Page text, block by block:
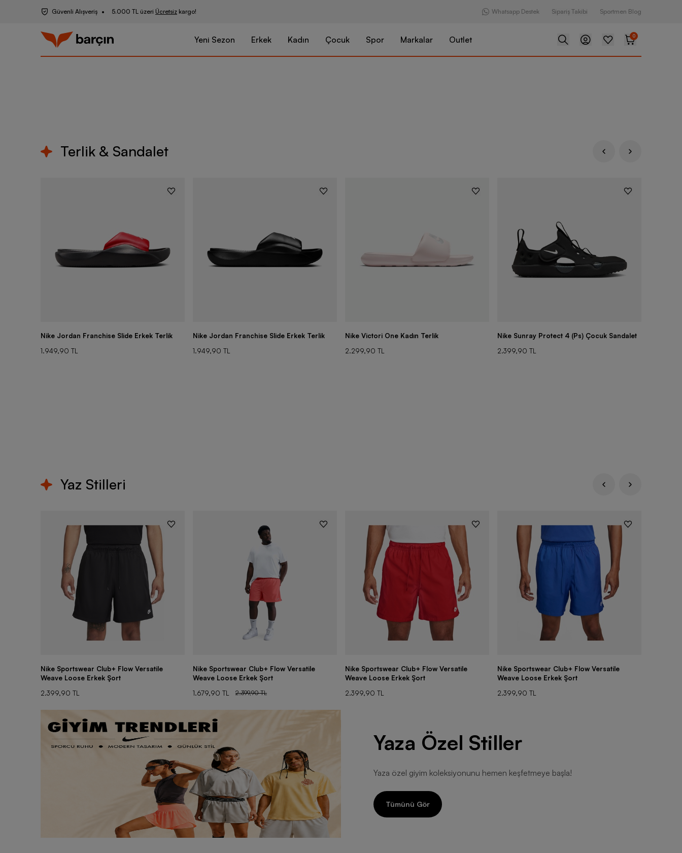
Güvenli Alışveriş 5.000 TL üzeri Ücretsiz kargo! Whatsapp Destek Sipariş Takibi Sportmen Blog
Yeni Sezon Erkek Kadın Çocuk Spor Markalar Outlet 0
Terlik & Sandalet
Nike Jordan Franchise Slide Erkek Terlik
1.949,90 TL
Nike Jordan Franchise Slide Erkek Terlik
1.949,90 TL
Nike Victori One Kadın Terlik
2.299,90 TL
Nike Sunray Protect 4 (Ps) Çocuk Sandalet
2.399,90 TL
Yaz Stilleri
Nike Sportswear Club+ Flow Versatile
Weave Loose Erkek Şort
2.399,90 TL
Nike Sportswear Club+ Flow Versatile
Weave Loose Erkek Şort
1.679,90 TL
2.399,90 TL
Nike Sportswear Club+ Flow Versatile
Weave Loose Erkek Şort
2.399,90 TL
Nike Sportswear Club+ Flow Versatile
Weave Loose Erkek Şort
2.399,90 TL
Yaza Özel Stiller
Yaza özel giyim koleksiyonunu hemen keşfetmeye başla!
Tümünü Gör